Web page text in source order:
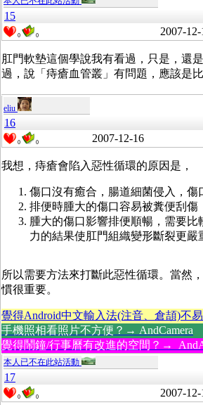
15
0 0 2007-12-
肛門軟墊這個學說我有看過，只是，還
過，說「 痔瘡血管叢」有問題，應該是比
eliu
16
0 0 2007-12-16
我想，痔瘡會陷入惡性循環的原因是，
傷口沒有癒合，腸道細菌侵入，傷
排便時腫大的傷口容易被糞便刮傷
腫大的傷口影響排便順暢，需要比
力的結果使肛門組織變形斷裂更嚴
所以需要方法來打斷此惡性循環。當然
慣很重要。
覺得Android中文輸入法(注音、倉頡)不
手機照相看照片不方便？→ AndCamera
覺得鬧鐘/行事曆有改進的空間？→
本人已不在此站活動
17
0 0 2007-12-